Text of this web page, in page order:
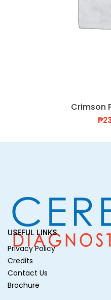
Crimson
₱
USEFUL LINKS
Privacy Policy
Credits
Contact Us
Brochure